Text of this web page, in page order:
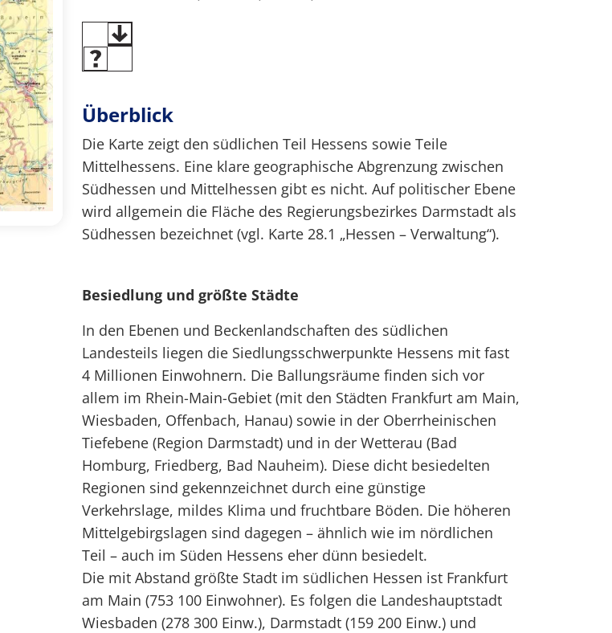
Überblick
Die Karte zeigt den südlichen Teil Hessens sowie Teile
Mittelhessens. Eine klare geographische Abgrenzung zwischen
Südhessen und Mittelhessen gibt es nicht. Auf politischer Ebene
wird allgemein die Fläche des Regierungsbezirkes Darmstadt als
Südhessen bezeichnet (vgl. Karte 28.1 „Hessen – Verwaltung“).
Besiedlung und größte Städte
In den Ebenen und Beckenlandschaften des südlichen
Landesteils liegen die Siedlungsschwerpunkte Hessens mit fast
4 Millionen Einwohnern. Die Ballungsräume finden sich vor
allem im Rhein-Main-Gebiet (mit den Städten Frankfurt am Main,
Wiesbaden, Offenbach, Hanau) sowie in der Oberrheinischen
Tiefebene (Region Darmstadt) und in der Wetterau (Bad
Homburg, Friedberg, Bad Nauheim). Diese dicht besiedelten
Regionen sind gekennzeichnet durch eine günstige
Verkehrslage, mildes Klima und fruchtbare Böden. Die höheren
Mittelgebirgslagen sind dagegen – ähnlich wie im nördlichen
Teil – auch im Süden Hessens eher dünn besiedelt.
Die mit Abstand größte Stadt im südlichen Hessen ist Frankfurt
am Main (753 100 Einwohner). Es folgen die Landeshauptstadt
Wiesbaden (278 300 Einw.), Darmstadt (159 200 Einw.) und